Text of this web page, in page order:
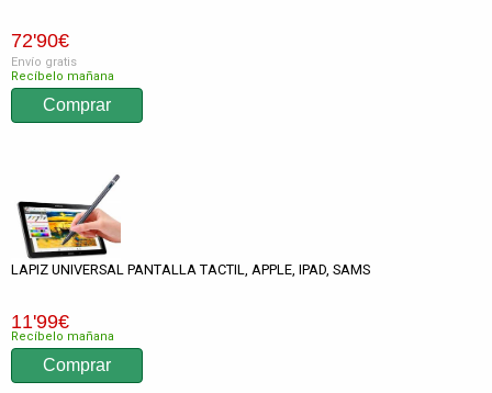
72'90€
Envío gratis
Recíbelo mañana
LAPIZ UNIVERSAL PANTALLA TACTIL, APPLE, IPAD, SAMS
11'99€
Recíbelo mañana